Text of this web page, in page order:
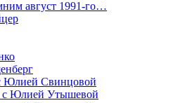
август 1991-го…
Юлией Свинцовой
с Юлией Утышевой